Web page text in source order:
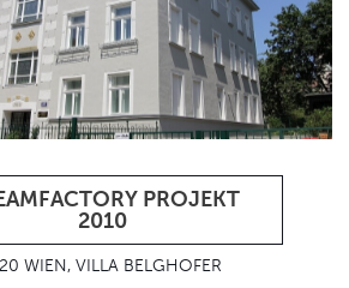
PROJEKT
2010
WIEN, VILLA BELGHOFER